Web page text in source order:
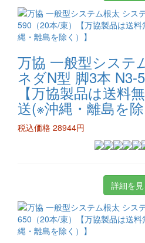
万協 一般型システ
ネダN型 脚3本 N3-
【万協製品は送料
送(※沖縄・離島を除
税込価格 28944円
詳細を見